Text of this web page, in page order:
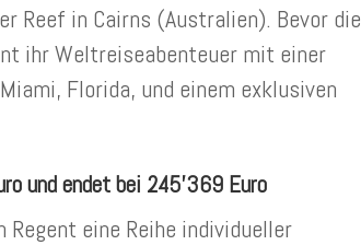
Reef in Cairns (Australien). Bevor die
ihr Weltreiseabenteuer mit einer
Florida, und einem exklusiven
und endet bei 245’369 Euro
eine Reihe individueller